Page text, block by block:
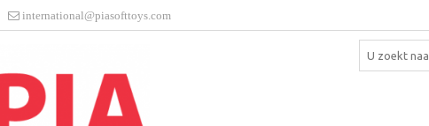
international@piasofttoys.com